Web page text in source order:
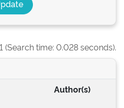
(Search time: 0.028 seconds).
Author(s)